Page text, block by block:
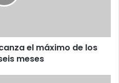
el máximo de los
meses